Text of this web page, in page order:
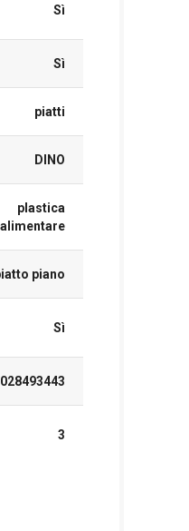
Sì
Sì
piatti
DINO
plastica
alimentare
piano
Sì
3